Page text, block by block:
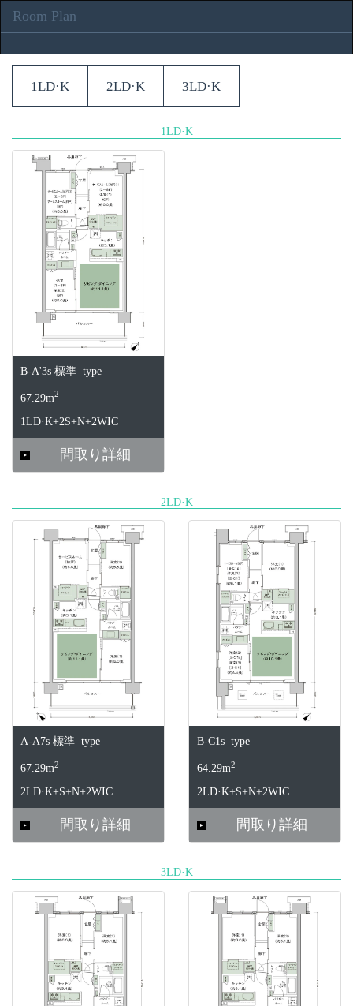
Room Plan
1LD·K 2LD·K 3LD·K
1LD·K
B-A'3s 標準 type
67.29m2
1LD·K+2S+N+2WIC
間取り詳細
2LD·K
A-A7s 標準 type
67.29m2
2LD·K+S+N+2WIC
間取り詳細
B-C1s type
64.29m2
2LD·K+S+N+2WIC
間取り詳細
3LD·K